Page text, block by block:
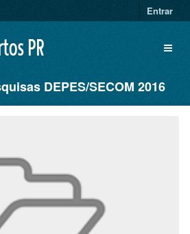
Entrar
DEPES/SECOM 2016